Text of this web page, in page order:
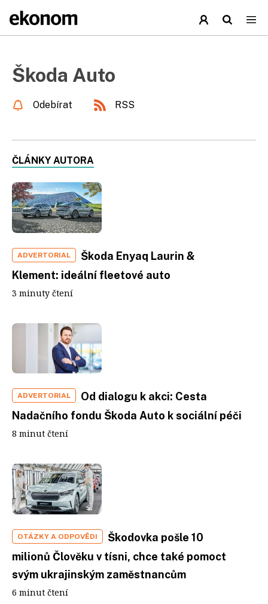
Škoda Auto
Odebírat RSS
ČLÁNKY AUTORA
ADVERTORIAL
Škoda Enyaq Laurin &
Klement: ideální fleetové auto
3 minuty čtení
ADVERTORIAL
Od dialogu k akci: Cesta
Nadačního fondu Škoda Auto k sociální péči
8 minut čtení
OTÁZKY A ODPOVĚDI
Škodovka pošle 10
milionů Člověku v tísni, chce také pomoct
svým ukrajinským zaměstnancům
6 minut čtení